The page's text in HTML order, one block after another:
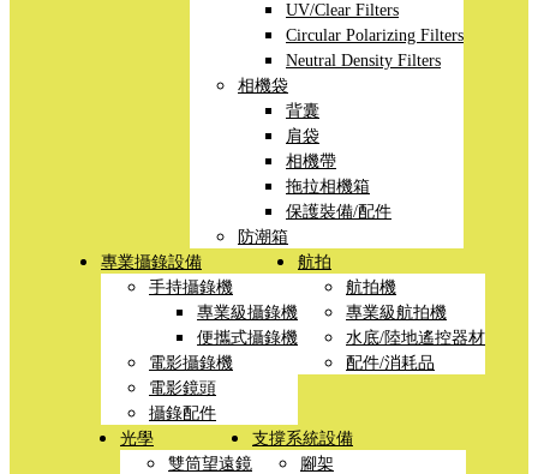
UV/Clear Filters
Circular Polarizing Filters
Neutral Density Filters
相機袋
背囊
肩袋
相機帶
拖拉相機箱
保護裝備/配件
防潮箱
專業攝錄設備
手持攝錄機
專業級攝錄機
便攜式攝錄機
電影攝錄機
電影鏡頭
攝錄配件
航拍
航拍機
專業級航拍機
水底/陸地遙控器材
配件/消耗品
光學
雙筒望遠鏡
支撐系統設備
腳架